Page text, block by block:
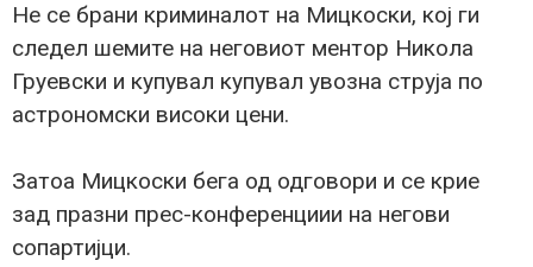
Не се брани криминалот на Мицкоски, кој ги
следел шемите на неговиот ментор Никола
Груевски и купувал купувал увозна струја по
астрономски високи цени.
Затоа Мицкоски бега од одговори и се крие
зад празни прес-конференциии на негови
сопартијци.